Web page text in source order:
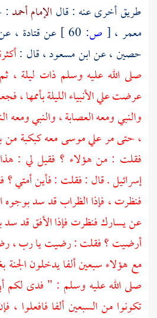
طريق أخرى عنه : قال الإمام أحمد:
معمر ، [ ص: عنقتادة ،
حصين ،عنابن مسعود ،قال :
صلى الله عليه وسلم ذات ليلة ،
عرضت علي الأنبياء الليلة بأممها ،
والنبي ومعه العصابة ، والنبي ومعه
، حتى مر عليموسىمعه كبكبة من
فقلت : من هؤلاء ؟ فقيل لي :
إسرائيل. قال : فقلت : فأين أمتي ؟
فنظرت ، فإذا الظراب قد سد بوجوه
عن يسارك فنظرت فإذا الأفق قد سد
أرضيت ؟ فقلت : رضيت يا رب ،
مع هؤلاء سبعين ألفا يدخلون
صلى الله عليه وسلم : " فدى لكم
تكونوا من السبعين ألفا فافعلوا